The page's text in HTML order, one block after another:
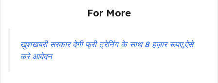
For More
खुशखबरी सरकार देगी फ्री ट्रेनिंग के साथ 8 हज़ार रूपए,ऐसे
करे आवेदन